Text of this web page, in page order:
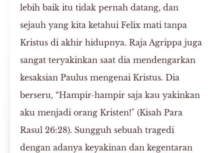
lebih baik itu tidak pernah datang, dan
sejauh yang kita ketahui Felix mati tanpa
Kristus di akhir hidupnya. Raja Agrippa juga
sangat teryakinkan saat dia mendengarkan
kesaksian Paulus mengenai Kristus. Dia
berseru, “Hampir-hampir saja kau yakinkan
aku menjadi orang Kristen!" (Kisah Para
Rasul 26:28). Sungguh sebuah tragedi
dengan adanya keyakinan dan kegentaran